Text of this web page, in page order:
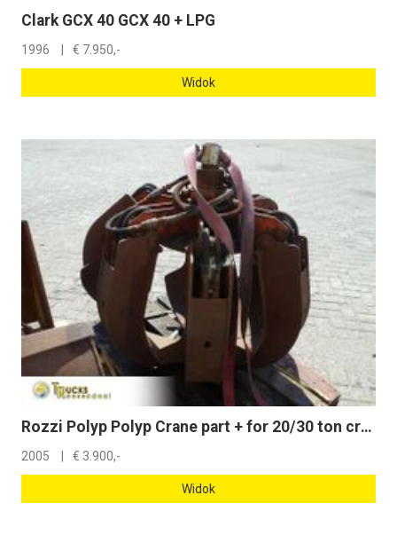
Clark GCX 40 GCX 40 + LPG
1996 € 7.950,-
Widok
Rozzi Polyp Polyp Crane part + for 20/30 ton crane
2005 € 3.900,-
Widok